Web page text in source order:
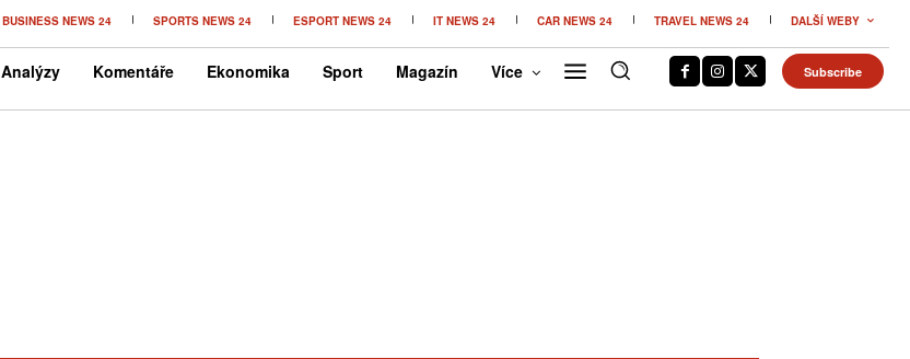
BUSINESS NEWS 24 SPORTS NEWS 24 ESPORT NEWS 24 IT NEWS 24 CAR NEWS 24 TRAVEL NEWS 24 DALŠÍ WEBY
Analýzy Komentáře Ekonomika Sport Magazín Více Subscribe